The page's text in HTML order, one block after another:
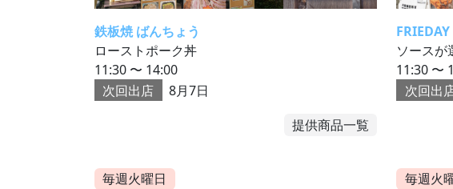
鉄板焼 ばんちょう
ローストポーク丼
11:30 〜 14:00
次回出店
8月7日
提供商品一覧
ソースが
11:30 〜
次回出
毎週火曜日 毎週火